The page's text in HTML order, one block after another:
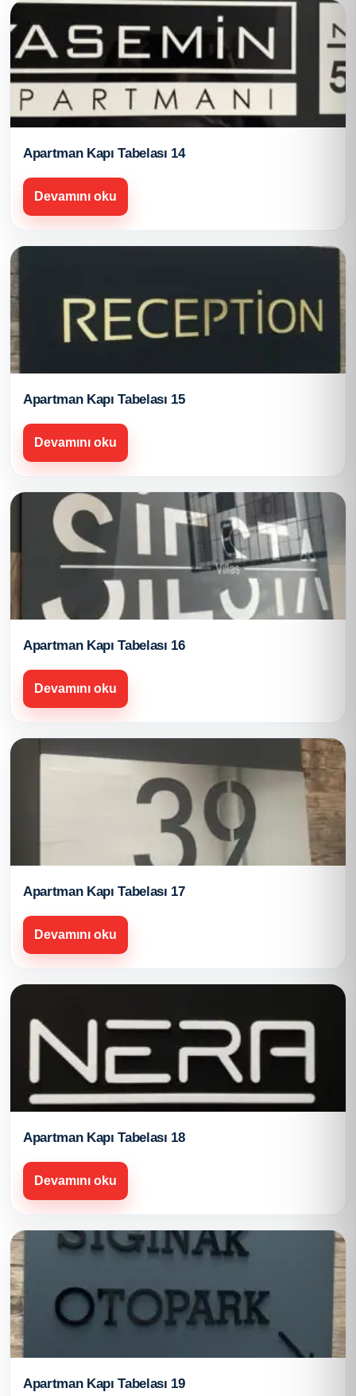
Apartman Kapı Tabelası 14
Devamını oku
Apartman Kapı Tabelası 15
Devamını oku
Apartman Kapı Tabelası 16
Devamını oku
Apartman Kapı Tabelası 17
Devamını oku
Apartman Kapı Tabelası 18
Devamını oku
Apartman Kapı Tabelası 19